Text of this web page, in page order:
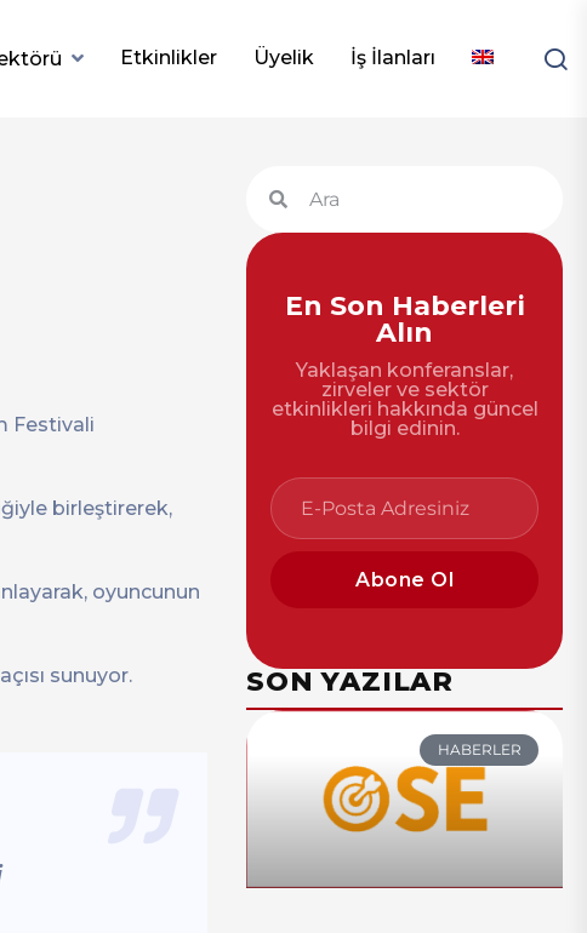
Etkinlikler Üyelik İş İlanları
Festivali
birleştirerek,
oyuncunun
sunuyor.
En Son Haberleri
Alın
Yaklaşan konferanslar,
zirveler ve sektör
etkinlikleri hakkında güncel
bilgi edinin.
Abone Ol
SON YAZILAR
HABERLER